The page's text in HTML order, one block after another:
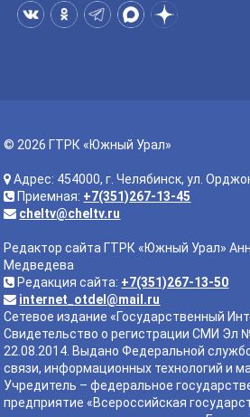
© 2026 ГТРК «Южный Урал»
Адрес: 454000, г. Челябинск, ул.
Приемная: +7(351)267-13-45
cheltv@cheltv.ru
Редактор сайта ГТРК «Южный Урал»
Медведева
Редакция сайта: +7(351)267-13-50
internet_otdel@mail.ru
Сетевое издание «Государственный
Свидетельство о регистрации СМИ Эл
22.08.2014. Выдано Федеральной
связи, информационных технологий и
Учредитель – федеральное
предприятие «Всероссийская